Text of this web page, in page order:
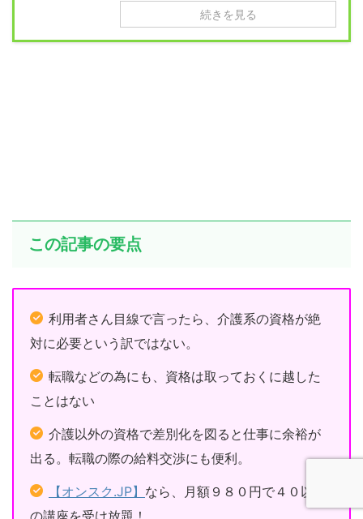
続きを見る
この記事の要点
利用者さん目線で言ったら、介護系の資格が絶
対に必要という訳ではない。
転職などの為にも、資格は取っておくに越した
ことはない
介護以外の資格で差別化を図ると仕事に余裕が
出る。転職の際の給料交渉にも便利。
【オンスク.JP】 なら、月額９８０円で４０以上